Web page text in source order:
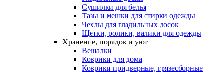
Сушилки для белья
Тазы и мешки для стирки одежды
Чехлы для гладильных досок
Щетки, ролики, валики для одежды
Хранение, порядок и уют
Вешалки
Коврики для дома
Коврики придверные, грязесборные